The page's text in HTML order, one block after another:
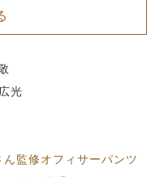
光
監修オフィサーパンツ